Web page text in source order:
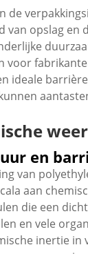
de
van opslag en
voor
ideale
en
van
aan
die een
en vele
inertie